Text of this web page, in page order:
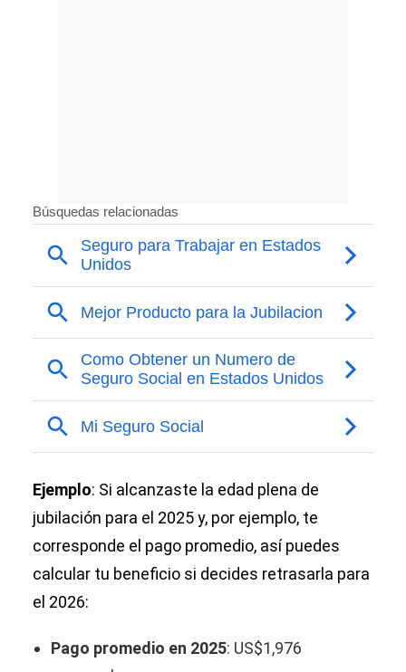
Ejemplo: Si alcanzaste la edad plena de
jubilación para el 2025 y, por ejemplo, te
corresponde el pago promedio, así puedes
calcular tu beneficio si decides retrasarla para
el 2026:
Pago promedio en 2025: US$1,976